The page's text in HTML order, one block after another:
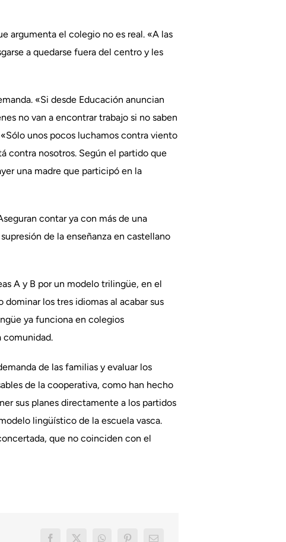
argumenta el colegio no es real. «A las
a quedarse fuera del centro y les
«Si desde Educación anuncian
no van a encontrar trabajo si no saben
unos pocos luchamos contra viento
contra nosotros. Según el partido que
una madre que participó en la
contar ya con más de una
de la enseñanza en castellano
A y B por un modelo trilingüe, en el
los tres idiomas al acabar sus
ya funciona en colegios
comunidad.
de las familias y evaluar los
de la cooperativa, como han hecho
sus planes directamente a los partidos
lingüístico de la escuela vasca.
que no coinciden con el